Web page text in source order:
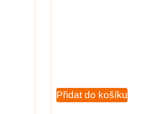
Přidat do košíku